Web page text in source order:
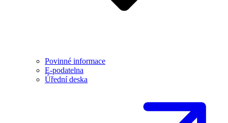
Povinné informace
E-podatelna
Úřední deska